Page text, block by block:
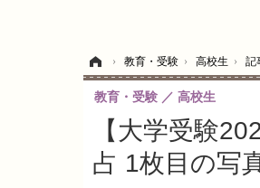
› 教育・受験 › 高校生 › 記
【大学受験
占 1枚目の写
教育・受験 高校生